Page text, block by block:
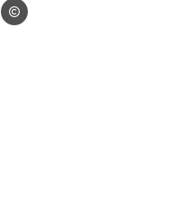
Keno Derleyn – Avoriaz